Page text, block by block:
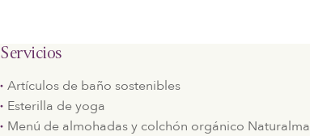
Servicios
Artículos de baño sostenibles
Esterilla de yoga
Menú de almohadas y colchón orgánico